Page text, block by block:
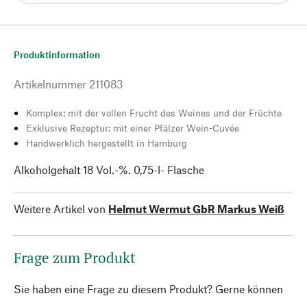
Produktinformation
Artikelnummer 211083
Komplex: mit der vollen Frucht des Weines und der Früchte
Exklusive Rezeptur: mit einer Pfälzer Wein-Cuvée
Handwerklich hergestellt in Hamburg
Alkoholgehalt 18 Vol.-%. 0,75-l- Flasche
Weitere Artikel von Helmut Wermut GbR Markus Weiß
Frage zum Produkt
Sie haben eine Frage zu diesem Produkt? Gerne können